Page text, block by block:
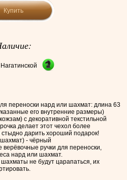
Купить
переноски нард или шахмат: длина 63
его внутренние размеры)
с декоративной текстильной
делает этот чехол более
дарить хороший подарок!
- чёрный
ручки для переноски,
нард или шахмат.
не будут царапаться, их